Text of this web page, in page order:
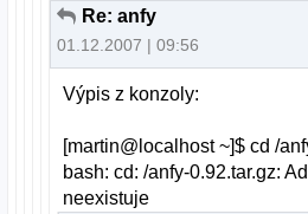
Re: anfy
01.12.2007 | 09:56
Výpis z konzoly:
[martin@localhost ~]$ cd /
bash: cd: /anfy-0.92.tar.gz:
neexistuje